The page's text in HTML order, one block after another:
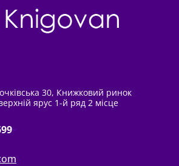
30, Книжковий ринок
ярус 1-й ряд 2 місце